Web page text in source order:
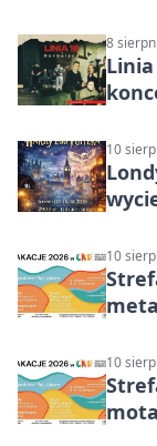
8
10
10
10